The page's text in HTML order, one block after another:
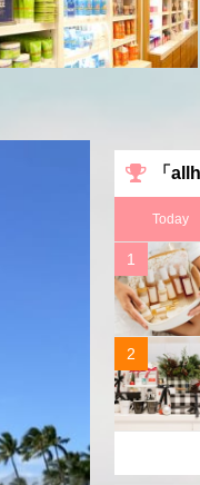
カ
フ
ェ
イ
ー
「
Today